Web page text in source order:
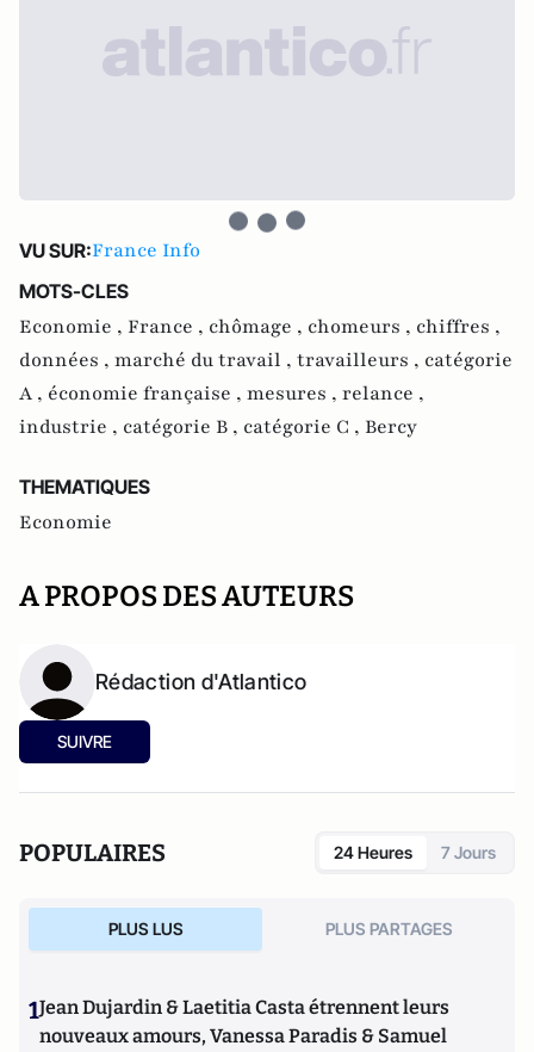
VU SUR:France Info
MOTS-CLES
Economie , France , chômage , chomeurs , chiffres ,
données , marché du travail , travailleurs , catégorie
A , économie française , mesures , relance ,
industrie , catégorie B , catégorie C , Bercy
THEMATIQUES
Economie
A PROPOS DES AUTEURS
Rédaction d'Atlantico
SUIVRE
POPULAIRES 24 Heures 7 Jours
PLUS LUS PLUS PARTAGES
1Jean Dujardin & Laetitia Casta étrennent leurs
nouveaux amours, Vanessa Paradis & Samuel